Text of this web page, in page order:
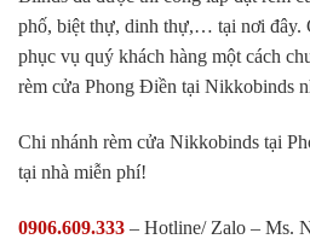
phố, biệt thự, dinh thự,… tại nơi đây.
phục vụ quý khách hàng một cách
rèm cửa Phong Điền tại Nikkobinds
Chi nhánh rèm cửa Nikkobinds tại
tại nhà miễn phí!
0906.609.333 – Hotline/ Zalo – Ms.